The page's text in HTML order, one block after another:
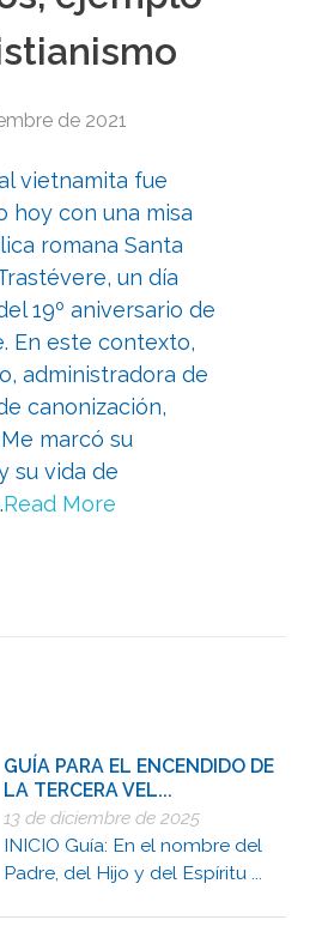
de 2021
vietnamita fue
hoy con una misa
romana Santa
un día
19º aniversario de
En este contexto,
administradora de
canonización,
marcó su
su vida de
Read More
GUÍA PARA EL ENCENDIDO DE
LA TERCERA VEL...
13 de diciembre de 2025
INICIO Guía: En el nombre del
Padre, del Hijo y del Espíritu ...